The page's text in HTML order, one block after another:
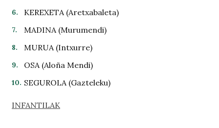
KEREXETA (Aretxabaleta)
MADINA (Murumendi)
MURUA (Intxurre)
OSA (Aloña Mendi)
SEGUROLA (Gazteleku)
INFANTILAK